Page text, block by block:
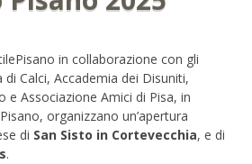
in collaborazione con gli
Calci, Accademia dei Disuniti,
e Associazione Amici di Pisa, in
organizzano un’apertura
di San Sisto in Cortevecchia, e di
.